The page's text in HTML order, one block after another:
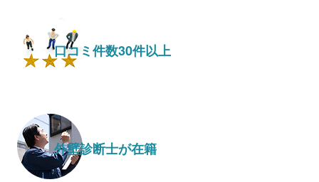
口コミ件数30件以上
外壁診断士が在籍